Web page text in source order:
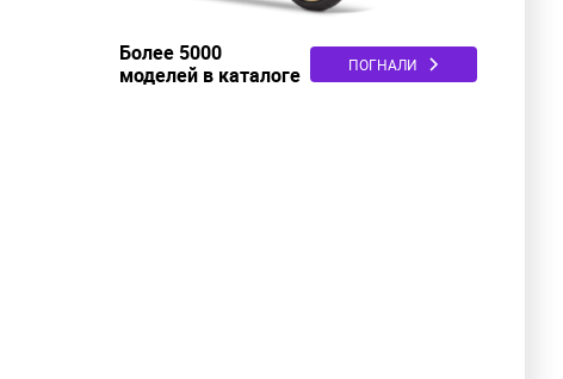
Более 5000
моделей в каталоге
ПОГНАЛИ